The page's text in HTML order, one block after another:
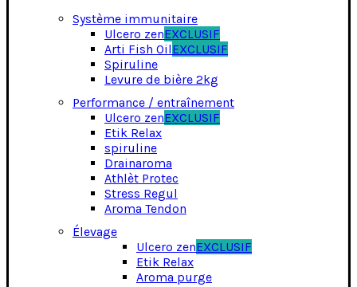
Système immunitaire
Ulcero zenEXCLUSIF
Arti Fish OilEXCLUSIF
Spiruline
Levure de bière 2kg
Performance / entraînement
Ulcero zenEXCLUSIF
Etik Relax
spiruline
Drainaroma
Athlèt Protec
Stress Regul
Aroma Tendon
Élevage
Ulcero zenEXCLUSIF
Etik Relax
Aroma purge